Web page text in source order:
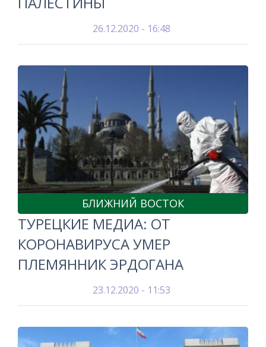
26.12.2020 - 16:48
БЛИЖНИЙ ВОСТОК
ТУРЕЦКИЕ МЕДИА: ОТ
КОРОНАВИРУСА УМЕР
ПЛЕМЯННИК ЭРДОГАНА
23.12.2020 - 11:53